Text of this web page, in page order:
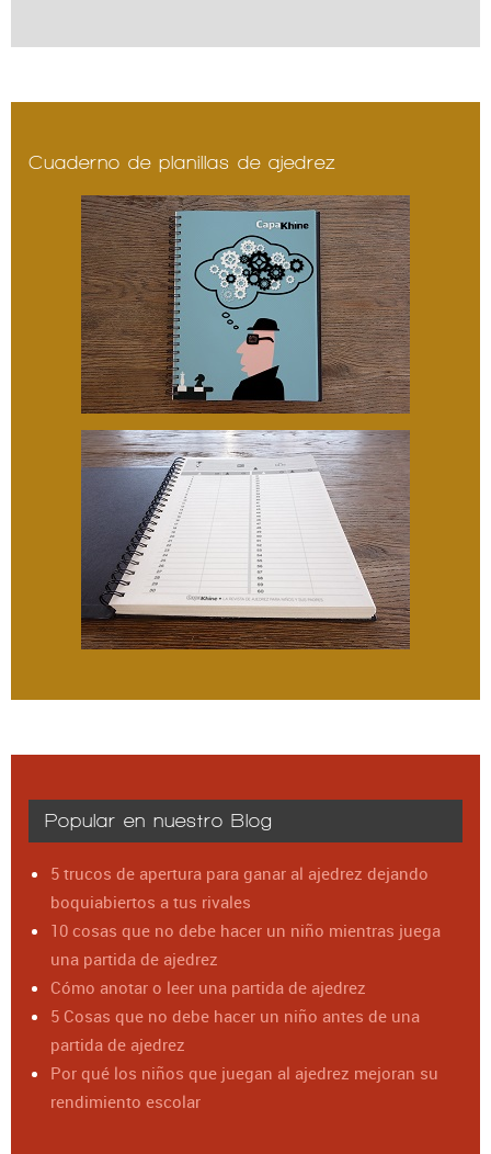
Cuaderno de planillas de ajedrez
Popular en nuestro Blog
5 trucos de apertura para ganar al ajedrez dejando
boquiabiertos a tus rivales
10 cosas que no debe hacer un niño mientras juega
una partida de ajedrez
Cómo anotar o leer una partida de ajedrez
5 Cosas que no debe hacer un niño antes de una
partida de ajedrez
Por qué los niños que juegan al ajedrez mejoran su
rendimiento escolar